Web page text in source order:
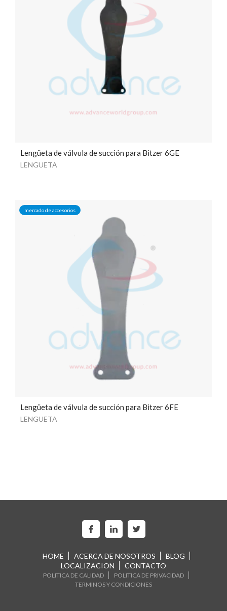
Lengüeta de válvula de succión para Bitzer 6GE
LENGUETA
mercado de accesorios
Lengüeta de válvula de succión para Bitzer 6FE
LENGUETA
HOME ACERCA DE NOSOTROS
BLOG
LOCALIZACION
CONTACTO
POLITICA DE CALIDAD
POLITICA DE PRIVACIDAD
TERMINOS Y CONDICIONES